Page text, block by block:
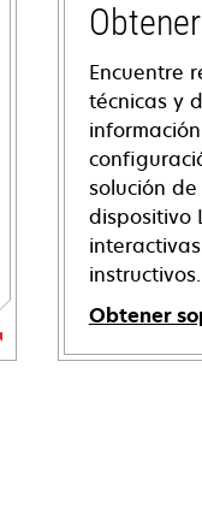
Encuentre
técnicas y
solución
dispositivo
instructivos.
Obtener
opens